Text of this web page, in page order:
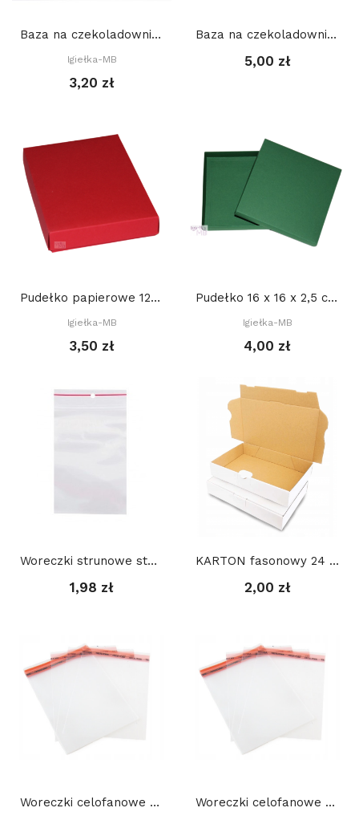
Baza na czekoladownik mały 9,5 x 19 cm
Igiełka-MB
3,20 zł
Baza na czekoladownik MERCI 20 x 16 x 1,3 cm
5,00 zł
Pudełko papierowe 12 x 17 x 3 cm
Igiełka-MB
3,50 zł
Pudełko 16 x 16 x 2,5 cm (brystol)
Igiełka-MB
4,00 zł
Woreczki strunowe standardowe: 4 x 6 cm, 100 szt
1,98 zł
KARTON fasonowy 24 x 16 x 5 cm, A5 BIAŁY
2,00 zł
Woreczki celofanowe z taśmą (100 szt) 15 x 30 +... Woreczki celofanowe z taśmą (100 szt) 17 x 24 +...